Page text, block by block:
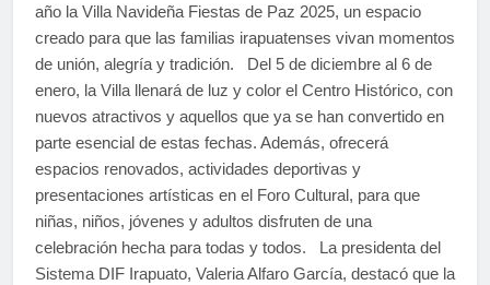
año la Villa Navideña Fiestas de Paz 2025, un espacio
creado para que las familias irapuatenses vivan momentos
de unión, alegría y tradición. Del 5 de diciembre al 6 de
enero, la Villa llenará de luz y color el Centro Histórico, con
nuevos atractivos y aquellos que ya se han convertido en
parte esencial de estas fechas. Además, ofrecerá
espacios renovados, actividades deportivas y
presentaciones artísticas en el Foro Cultural, para que
niñas, niños, jóvenes y adultos disfruten de una
celebración hecha para todas y todos. La presidenta del
Sistema DIF Irapuato, Valeria Alfaro García, destacó que la